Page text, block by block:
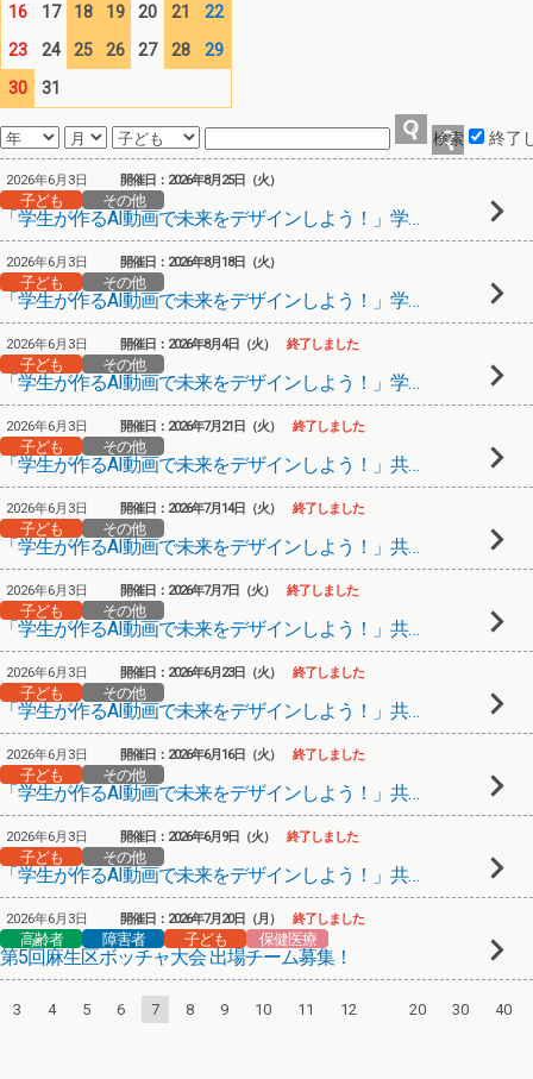
16
17 18 19 20 21
22
23
24 25 26 27 28
29
30
31
終了
2026年6月3日
子ども その他
「学生が作るAI動画で未来をデザインしよう！」学生が伝える動画チャレンジ＆動画講座③
開催日：2026年8月25日（火）
2026年6月3日
子ども その他
「学生が作るAI動画で未来をデザインしよう！」学生が伝える動画チャレンジ＆動画講座②
開催日：2026年8月18日（火）
2026年6月3日
子ども その他
「学生が作るAI動画で未来をデザインしよう！」学生が伝える動画チャレンジ＆動画講座①
開催日：2026年8月4日（火） 終了しました
2026年6月3日
子ども その他
「学生が作るAI動画で未来をデザインしよう！」共創型動画メンター育成プログラム⑥
開催日：2026年7月21日（火） 終了しました
2026年6月3日
子ども その他
「学生が作るAI動画で未来をデザインしよう！」共創型動画メンター育成プログラム⑤
開催日：2026年7月14日（火） 終了しました
2026年6月3日
子ども その他
「学生が作るAI動画で未来をデザインしよう！」共創型動画メンター育成プログラム④
開催日：2026年7月7日（火） 終了しました
2026年6月3日
子ども その他
「学生が作るAI動画で未来をデザインしよう！」共創型動画メンター育成プログラム③
開催日：2026年6月23日（火） 終了しました
2026年6月3日
子ども その他
「学生が作るAI動画で未来をデザインしよう！」共創型動画メンター育成プログラム②
開催日：2026年6月16日（火） 終了しました
2026年6月3日
子ども その他
「学生が作るAI動画で未来をデザインしよう！」共創型動画メンター育成プログラム①
開催日：2026年6月9日（火） 終了しました
2026年6月3日
高齢者 障害者 子ども 保健医療
第5回麻生区ボッチャ大会 出場チーム募集！
開催日：2026年7月20日（月） 終了しました
3 4 5 6 7 8 9 10 11 12 20 30 40